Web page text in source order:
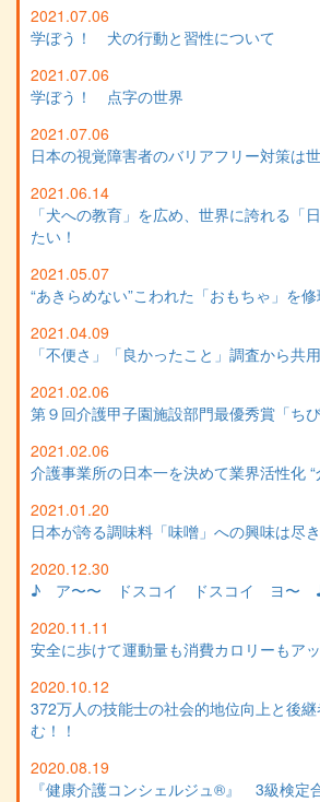
2021.07.06
学ぼう！ 犬の行動と習性について
2021.07.06
学ぼう！ 点字の世界
2021.07.06
日本の視覚障害者のバリアフリー対策は
2021.06.14
「犬への教育」を広め、世界に誇れる「
たい！
2021.05.07
“あきらめない”こわれた「おもちゃ」を
2021.04.09
「不便さ」「良かったこと」調査から共
2021.02.06
第９回介護甲子園施設部門最優秀賞「ち
2021.02.06
介護事業所の日本一を決めて業界活性化 “
2021.01.20
日本が誇る調味料「味噌」への興味は尽
2020.12.30
♪ ア〜〜 ドスコイ ドスコイ ヨ〜
2020.11.11
安全に歩けて運動量も消費カロリーもアッ
2020.10.12
372万人の技能士の社会的地位向上と後
む！！
2020.08.19
『健康介護コンシェルジュ®』 3級検定